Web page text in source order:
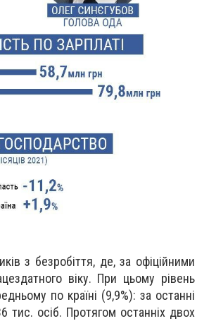
з безробіття, де, за офіційними
віку. При цьому рівень
по країні (9,9%): за останні
тис. осіб. Протягом останніх двох